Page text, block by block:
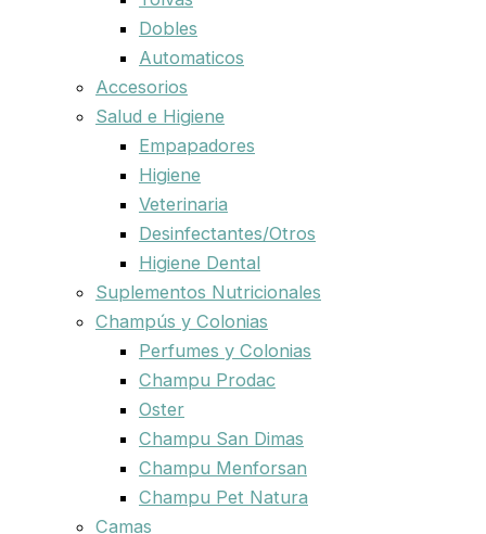
Dobles
Automaticos
Accesorios
Salud e Higiene
Empapadores
Higiene
Veterinaria
Desinfectantes/Otros
Higiene Dental
Suplementos Nutricionales
Champús y Colonias
Perfumes y Colonias
Champu Prodac
Oster
Champu San Dimas
Champu Menforsan
Champu Pet Natura
Camas